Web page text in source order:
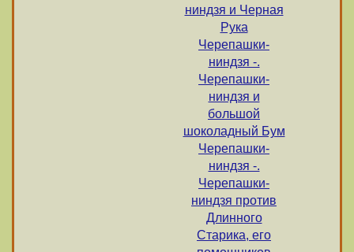
ниндзя и Черная
Рука
Черепашки-
ниндзя -.
Черепашки-
ниндзя и
большой
шоколадный Бум
Черепашки-
ниндзя -.
Черепашки-
ниндзя против
Длинного
Старика, его